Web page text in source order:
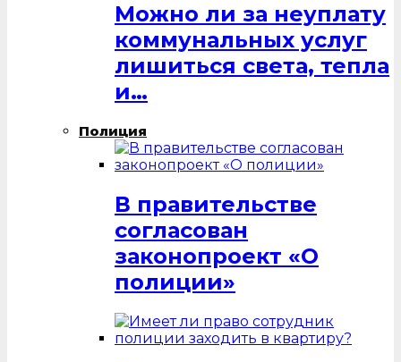
Можно ли за неуплату
коммунальных услуг
лишиться света, тепла
и…
Полиция
В правительстве
согласован
законопроект «О
полиции»